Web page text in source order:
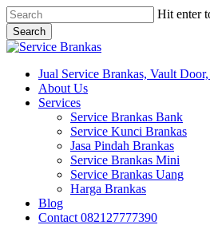
Skip
to
main
content
Hit enter
Search
Close
search
Menu
Jual Service Brankas, Vault
About Us
Services
Service Brankas Bank
Service Kunci Brankas
Jasa Pindah Brankas
Service Brankas Mini
Service Brankas Uang
Harga Brankas
Blog
Contact 082127777390